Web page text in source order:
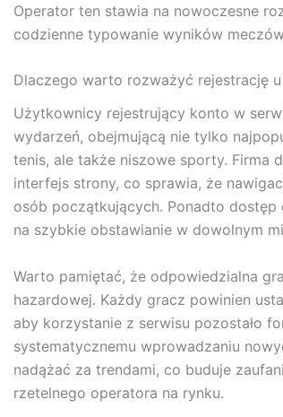
Operator ten stawia na nowoczesne
codzienne typowanie wyników
Dlaczego warto rozważyć rejestrację
Użytkownicy rejestrujący konto w
wydarzeń, obejmującą nie tylko
tenis, ale także niszowe sporty. Firma
interfejs strony, co sprawia, że
osób początkujących. Ponadto
na szybkie obstawianie w dowolnym
Warto pamiętać, że odpowiedzialna
hazardowej. Każdy gracz powinien
aby korzystanie z serwisu pozostało
systematycznemu wprowadzaniu
nadążać za trendami, co buduje
rzetelnego operatora na rynku.